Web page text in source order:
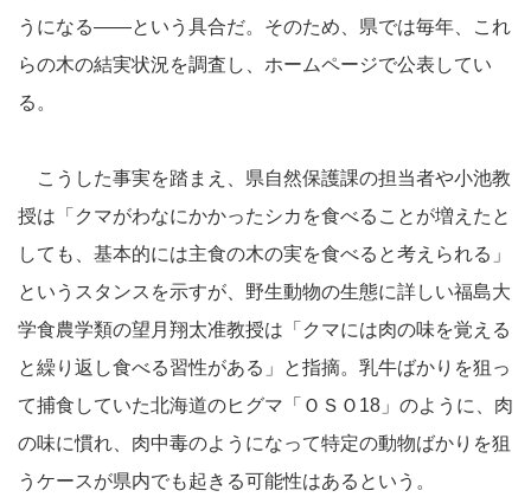
うになる――という具合だ。そのため、県では毎年、これ
らの木の結実状況を調査し、ホームページで公表してい
る。
こうした事実を踏まえ、県自然保護課の担当者や小池教
授は「クマがわなにかかったシカを食べることが増えたと
しても、基本的には主食の木の実を食べると考えられる」
というスタンスを示すが、野生動物の生態に詳しい福島大
学食農学類の望月翔太准教授は「クマには肉の味を覚える
と繰り返し食べる習性がある」と指摘。乳牛ばかりを狙っ
て捕食していた北海道のヒグマ「ＯＳＯ18」のように、肉
の味に慣れ、肉中毒のようになって特定の動物ばかりを狙
うケースが県内でも起きる可能性はあるという。